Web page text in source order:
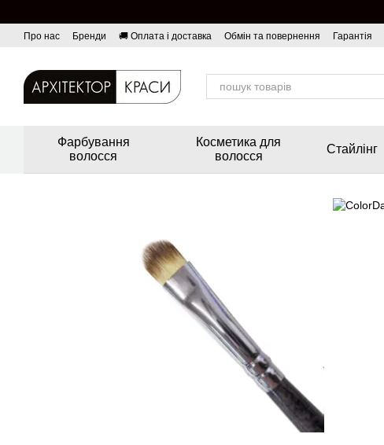
Про нас Бренди 🚚 Оплата і доставка Обмін та повернення Гарантія
Фарбування
волосся
Косметика для
волосся
Стайлінг